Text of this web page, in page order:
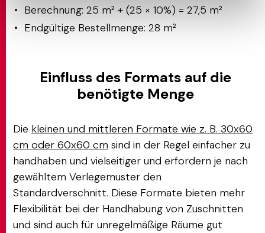
Berechnung: 25 m² + (25 × 10%) = 27,5 m²
Endgültige Bestellmenge: 28 m²
Einfluss des Formats auf die
benötigte Menge
Die kleinen und mittleren Formate wie z. B. 30x60
cm oder 60x60 cm sind in der Regel einfacher zu
handhaben und vielseitiger und erfordern je nach
gewähltem Verlegemuster den
Standardverschnitt. Diese Formate bieten mehr
Flexibilität bei der Handhabung von Zuschnitten
und sind auch für unregelmäßige Räume gut